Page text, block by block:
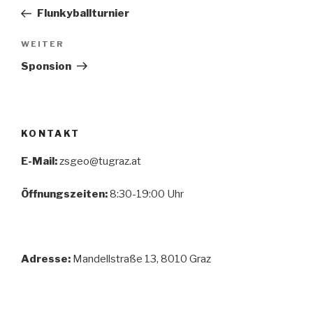
Beitrag
Flunkyballturnier
Nächster
Beitrag
WEITER
Sponsion
KONTAKT
E-Mail:zsgeo@tugraz.at
Öffnungszeiten:8:30-19:00 Uhr
Adresse: Mandellstraße 13, 8010 Graz